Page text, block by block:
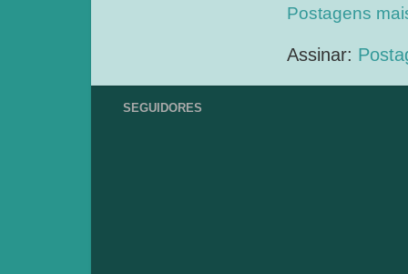
Postagens
Assinar:
SEGUIDORES